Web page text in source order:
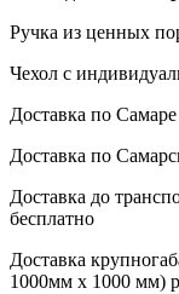
Ручка из ценных
Чехол с
Доставка по
Доставка по
Доставка до
бесплатно
Доставка
1000мм х 1000 мм)